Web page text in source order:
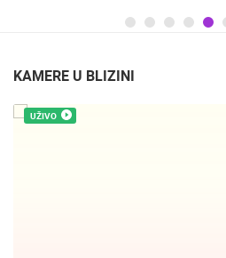
KAMERE U BLIZINI
UŽIVO